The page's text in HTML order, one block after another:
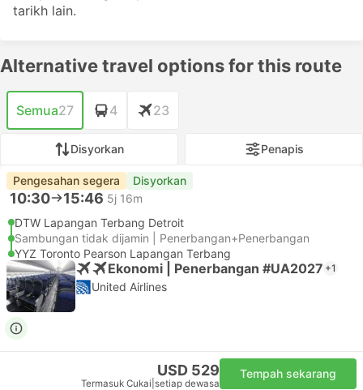
tarikh lain.
Alternative travel options for this route
Semua27 4 23
Disyorkan Penapis
Pengesahan segera Disyorkan
10:30 15:46 5j 16m
DTW Lapangan Terbang Detroit
Sambungan tidak dijamin | Penerbangan+Penerbangan
YYZ Toronto Pearson Lapangan Terbang
Ekonomi | Penerbangan #UA2027 +1
United Airlines
USD 529
Termasuk Cukai setiap dewasa
Tempah sekarang